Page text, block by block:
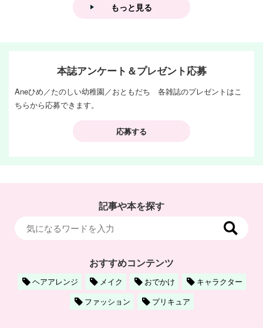
もっと見る
本誌アンケート＆プレゼント応募
Aneひめ／たのしい幼稚園／おともだち 各雑誌のプレゼントはこ
ちらから応募できます。
応募する
記事や本を探す
おすすめコンテンツ
ヘアアレンジ メイク おでかけ
キャラクター
ファッション
プリキュア